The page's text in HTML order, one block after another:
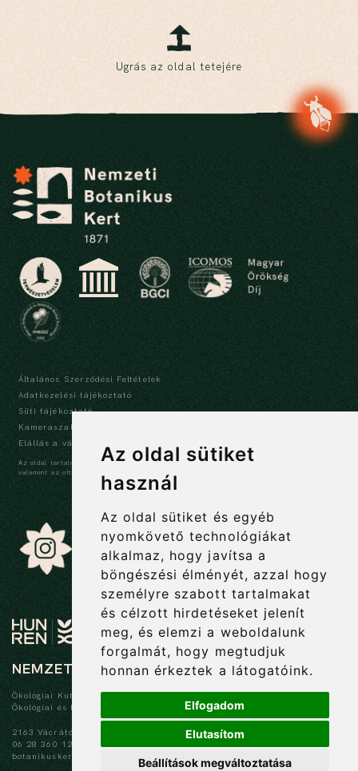
Az oldal sütiket
használ
Az oldal sütiket és egyéb
nyomkövető technológiákat
alkalmaz, hogy javítsa a
böngészési élményét, azzal hogy
személyre szabott tartalmakat
és célzott hirdetéseket jelenít
meg, és elemzi a weboldalunk
forgalmát, hogy megtudjuk
honnan érkeztek a látogatóink.
Elfogadom
Elutasítom
Beállítások megváltoztatása
Ugrás az oldal tetejére
Általános Szerződési Feltételek
Adatkezelési tájékoztató
Süti tájékoztató
Kameraszabályzat és tájékoztató
Elállás a vásárlástól
Az oldal tartalma szerzői jogi védelem alatt áll, a tartalmak idézése során a forrás,
valamint az ott megjelölt szerző megnevezése kötelező -
NEMZETI BOTANIKUS KERT
Ökológiai Kutatóközpont
Ökológiai és Botanikai Intézet
2163 Vácrátót, Alkotmány u. 2-4.
06 28 360 122
botanikuskert@ecolres.hu